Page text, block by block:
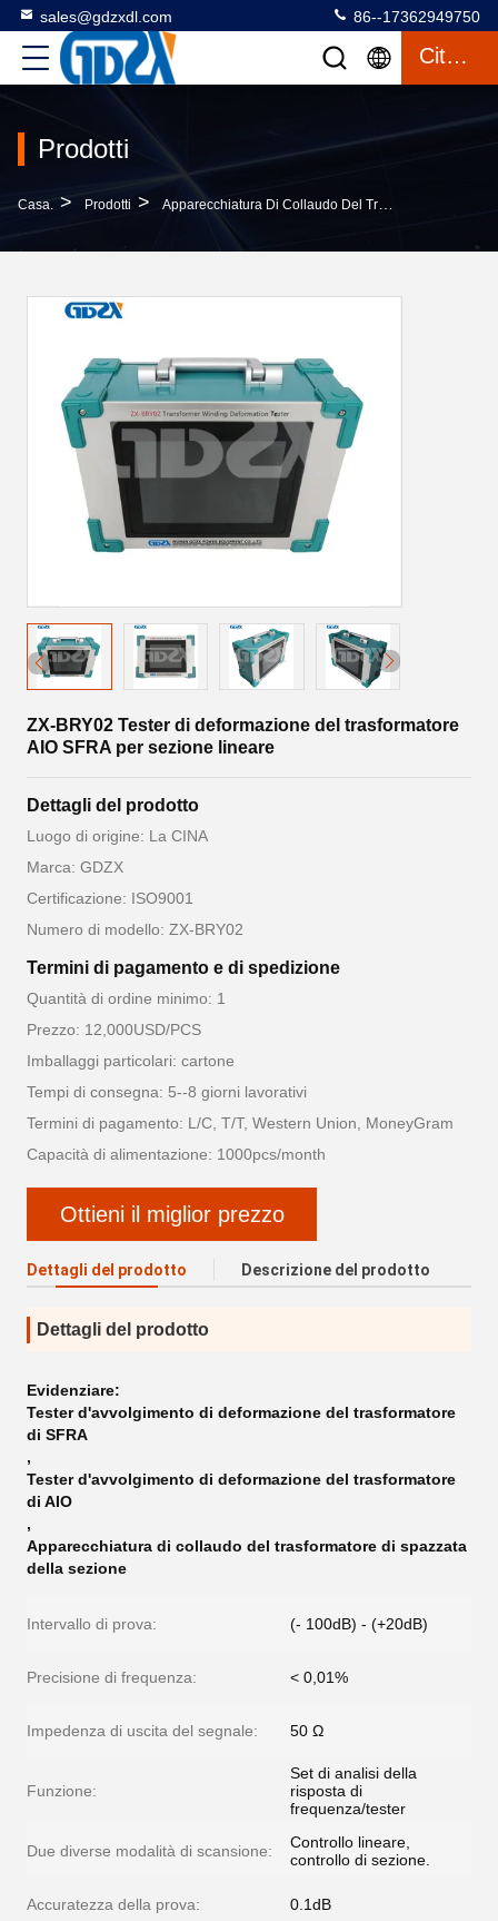
sales@gdzxdl.com 86--17362949750
Citazione
Prodotti
Casa. > Prodotti > Apparecchiatura Di Collaudo Del Trasformatore
ZX-BRY02 Tester di deformazione del trasformatore
AIO SFRA per sezione lineare
Dettagli del prodotto
Luogo di origine: La CINA
Marca: GDZX
Certificazione: ISO9001
Numero di modello: ZX-BRY02
Termini di pagamento e di spedizione
Quantità di ordine minimo: 1
Prezzo: 12,000USD/PCS
Imballaggi particolari: cartone
Tempi di consegna: 5--8 giorni lavorativi
Termini di pagamento: L/C, T/T, Western Union, MoneyGram
Capacità di alimentazione: 1000pcs/month
Ottieni il miglior prezzo
Dettagli del prodotto Descrizione del prodotto
Dettagli del prodotto
Evidenziare:
Tester d'avvolgimento di deformazione del trasformatore
di SFRA
,
Tester d'avvolgimento di deformazione del trasformatore
di AIO
,
Apparecchiatura di collaudo del trasformatore di spazzata
della sezione
Intervallo di prova: (- 100dB) - (+20dB)
Precisione di frequenza: < 0,01%
Impedenza di uscita del segnale: 50 Ω
Funzione:
Set di analisi della
risposta di
frequenza/tester
Due diverse modalità di scansione:
Controllo lineare,
controllo di sezione.
Accuratezza della prova: 0.1dB